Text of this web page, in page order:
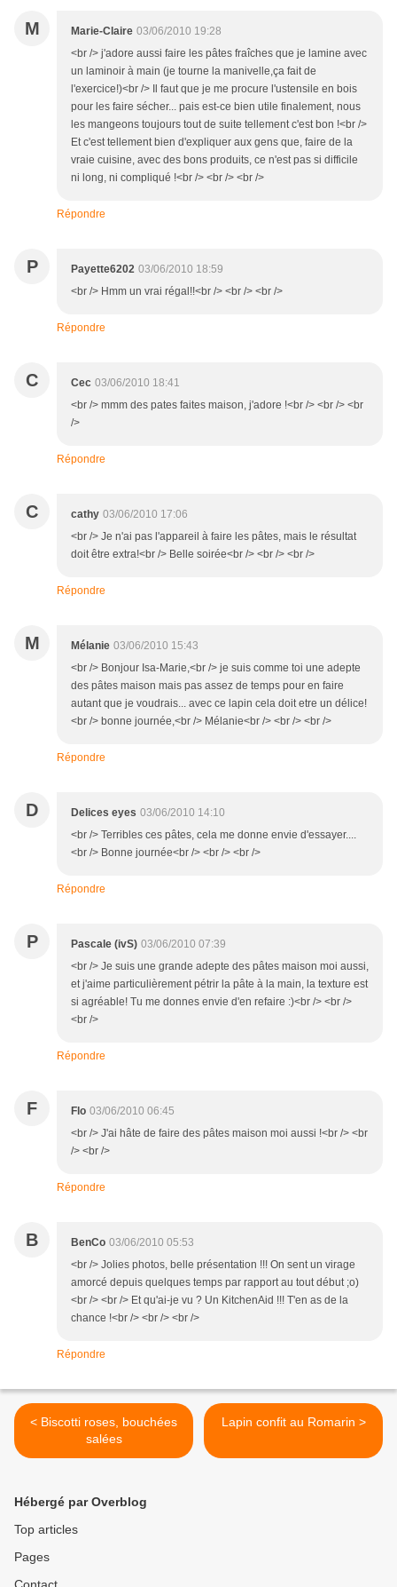
M Marie-Claire 03/06/2010 19:28
<br /> j'adore aussi faire les pâtes fraîches que je lamine avec
un laminoir à main (je tourne la manivelle,ça fait de
l'exercice!)<br /> Il faut que je me procure l'ustensile en bois
pour les faire sécher... pais est-ce bien utile finalement, nous
les mangeons toujours tout de suite tellement c'est bon !<br />
Et c'est tellement bien d'expliquer aux gens que, faire de la
vraie cuisine, avec des bons produits, ce n'est pas si difficile
ni long, ni compliqué !<br /> <br /> <br />
Répondre
P Payette6202 03/06/2010 18:59
<br /> Hmm un vrai régal!!<br /> <br /> <br />
Répondre
C Cec 03/06/2010 18:41
<br /> mmm des pates faites maison, j'adore !<br /> <br /> <br
/>
Répondre
C cathy 03/06/2010 17:06
<br /> Je n'ai pas l'appareil à faire les pâtes, mais le résultat
doit être extra!<br /> Belle soirée<br /> <br /> <br />
Répondre
M Mélanie 03/06/2010 15:43
<br /> Bonjour Isa-Marie,<br /> je suis comme toi une adepte
des pâtes maison mais pas assez de temps pour en faire
autant que je voudrais... avec ce lapin cela doit etre un délice!
<br /> bonne journée,<br /> Mélanie<br /> <br /> <br />
Répondre
D Delices eyes 03/06/2010 14:10
<br /> Terribles ces pâtes, cela me donne envie d'essayer....
<br /> Bonne journée<br /> <br /> <br />
Répondre
P Pascale (ivS) 03/06/2010 07:39
<br /> Je suis une grande adepte des pâtes maison moi aussi,
et j'aime particulièrement pétrir la pâte à la main, la texture est
si agréable! Tu me donnes envie d'en refaire :)<br /> <br />
<br />
Répondre
F Flo 03/06/2010 06:45
<br /> J'ai hâte de faire des pâtes maison moi aussi !<br /> <br
/> <br />
Répondre
B BenCo 03/06/2010 05:53
<br /> Jolies photos, belle présentation !!! On sent un virage
amorcé depuis quelques temps par rapport au tout début ;o)
<br /> <br /> Et qu'ai-je vu ? Un KitchenAid !!! T'en as de la
chance !<br /> <br /> <br />
Répondre
< Biscotti roses, bouchées
salées
Lapin confit au Romarin >
Hébergé par Overblog
Top articles
Pages